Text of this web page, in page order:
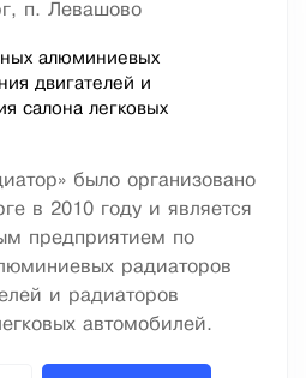
п. Левашово
алюминиевых
двигателей и
салона легковых
было организовано
в 2010 году и является
предприятием по
радиаторов
и радиаторов
автомобилей.